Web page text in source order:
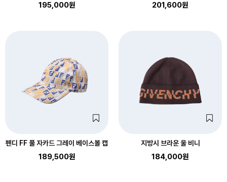
195,000원 201,600원
펜디 FF 풀 자카드 그레이 베이스볼 캡
189,500원
지방시 브라운 울 비니
184,000원